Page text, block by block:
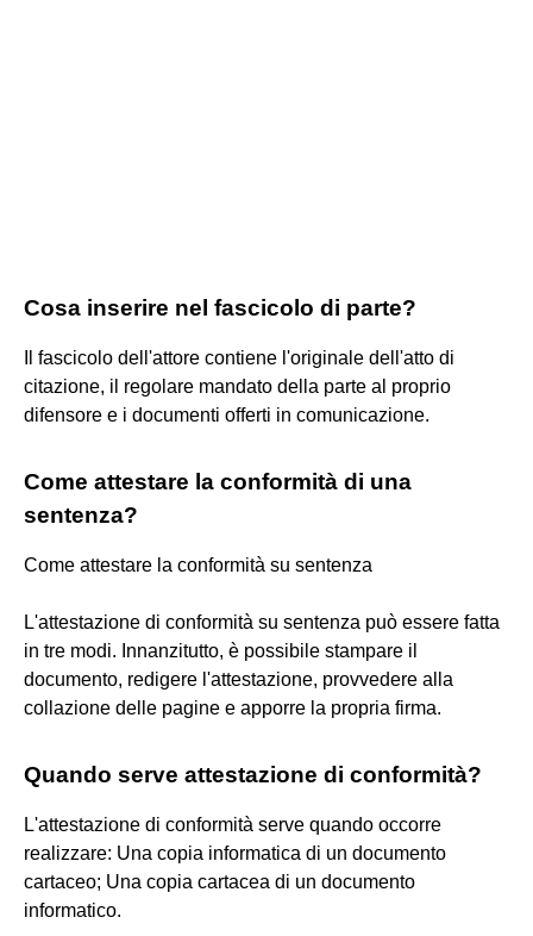
Cosa inserire nel fascicolo di parte?
Il fascicolo dell'attore contiene l'originale dell'atto di
citazione, il regolare mandato della parte al proprio
difensore e i documenti offerti in comunicazione.
Come attestare la conformità di una
sentenza?
Come attestare la conformità su sentenza
L'attestazione di conformità su sentenza può essere fatta
in tre modi. Innanzitutto, è possibile stampare il
documento, redigere l'attestazione, provvedere alla
collazione delle pagine e apporre la propria firma.
Quando serve attestazione di conformità?
L'attestazione di conformità serve quando occorre
realizzare: Una copia informatica di un documento
cartaceo; Una copia cartacea di un documento
informatico.